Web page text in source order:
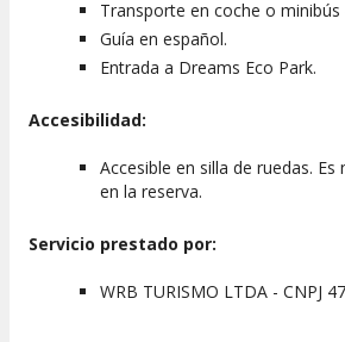
Transporte en coche o minibús
Guía en español.
Entrada a Dreams Eco Park.
Accesibilidad:
Accesible en silla de ruedas. Es
en la reserva.
Servicio prestado por:
WRB TURISMO LTDA - CNPJ